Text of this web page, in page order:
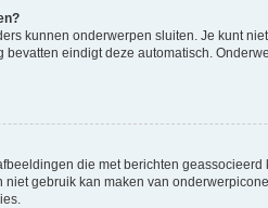
kunnen onderwerpen sluiten. Je kunt
bevatten eindigt deze automatisch.
die met berichten
niet gebruik kan maken van